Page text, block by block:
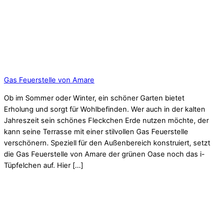
Gas Feuerstelle von Amare
Ob im Sommer oder Winter, ein schöner Garten bietet
Erholung und sorgt für Wohlbefinden. Wer auch in der kalten
Jahreszeit sein schönes Fleckchen Erde nutzen möchte, der
kann seine Terrasse mit einer stilvollen Gas Feuerstelle
verschönern. Speziell für den Außenbereich konstruiert, setzt
die Gas Feuerstelle von Amare der grünen Oase noch das i-
Tüpfelchen auf. Hier […]